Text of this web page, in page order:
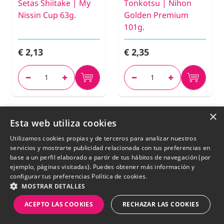
Setas Shiitake | My
Nissin Cup 63g.
€ 2,13
Tonkotsu | Nihon
Golden Premium
101g.
€ 2,35
×
Esta web utiliza cookies
Utilizamos cookies propias y de terceros para analizar nuestros
servicios y mostrarte publicidad relacionada con tus preferencias en
base a un perfil elaborado a partir de tus hábitos de navegación (por
ejemplo, páginas visitadas). Puedes obtener más información y
configurar tus preferencias Política de cookies.
MOSTRAR DETALLES
ACEPTO LAS COOKIES RECHAZAR LAS COOKIES